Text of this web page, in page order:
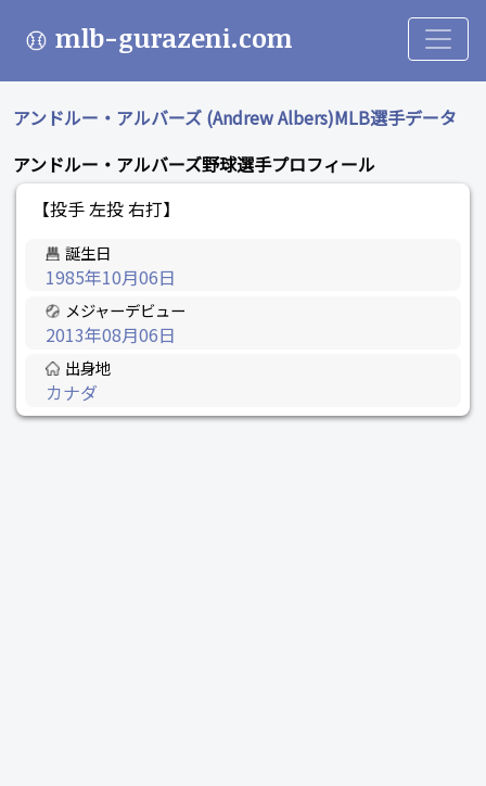
mlb-gurazeni.com
アンドルー・アルバーズ (Andrew Albers)MLB選手データ
アンドルー・アルバーズ野球選手プロフィール
【投手 左投 右打】
誕生日
1985年10月06日
メジャーデビュー
2013年08月06日
出身地
カナダ